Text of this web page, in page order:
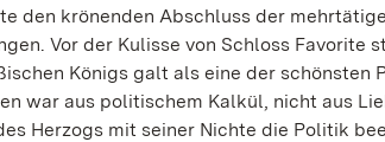
den krönenden Abschluss der
Vor der Kulisse von Schloss
Königs galt als eine der schönsten
war aus politischem Kalkül, nicht aus
Herzogs mit seiner Nichte die Politik